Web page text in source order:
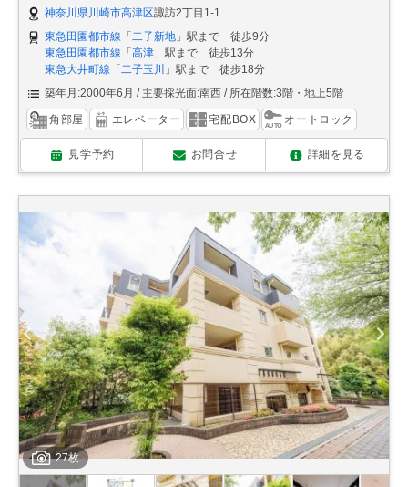
神奈川県川崎市高津区諏訪2丁目1-1
東急田園都市線 「 二子新地 」駅まで 徒歩9分
東急田園都市線 「 高津 」駅まで 徒歩13分
東急大井町線 「 二子玉川
」駅まで 徒歩18分
築年月:2000年6月
主要採光面:南西 所在階数:3階・地上5階
角部屋 エレベーター 宅配BOX オートロック
見学予約 お問合せ 詳細を見る
27枚